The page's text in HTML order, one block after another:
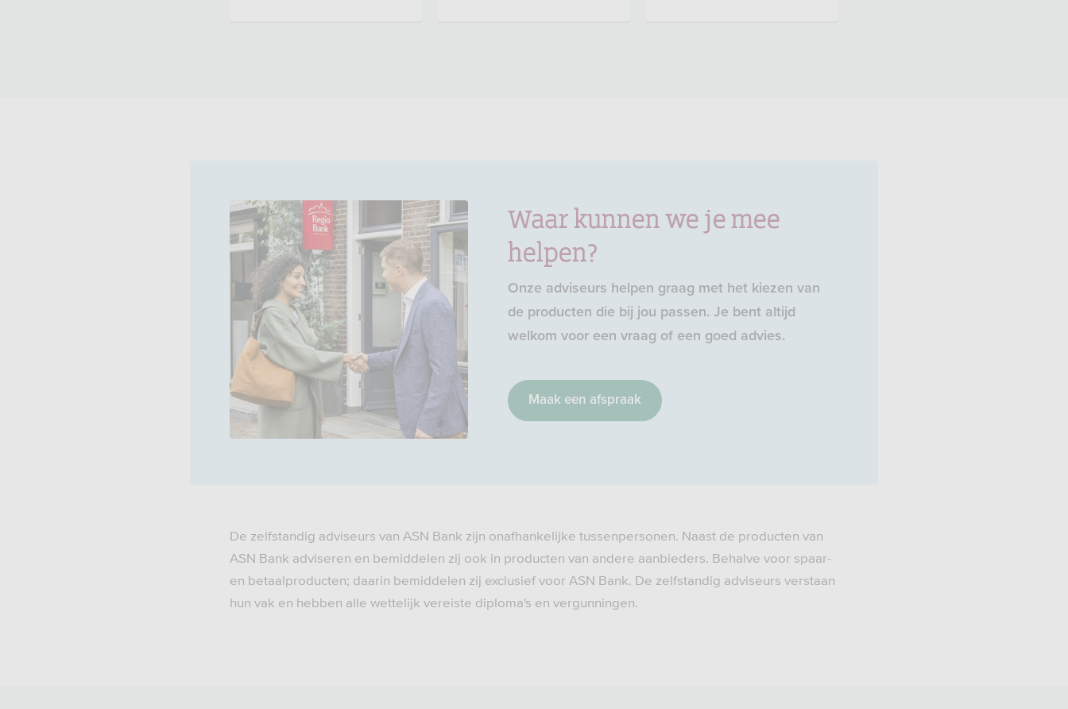
Waar kunnen we je mee
helpen?
Onze adviseurs helpen graag met het kiezen van
de producten die bij jou passen. Je bent altijd
welkom voor een vraag of een goed advies.
Maak een afspraak
De zelfstandig adviseurs van ASN Bank zijn onafhankelijke tussenpersonen. Naast de producten van
ASN Bank adviseren en bemiddelen zij ook in producten van andere aanbieders. Behalve voor spaar-
en betaalproducten; daarin bemiddelen zij exclusief voor ASN Bank. De zelfstandig adviseurs verstaan
hun vak en hebben alle wettelijk vereiste diploma's en vergunningen.